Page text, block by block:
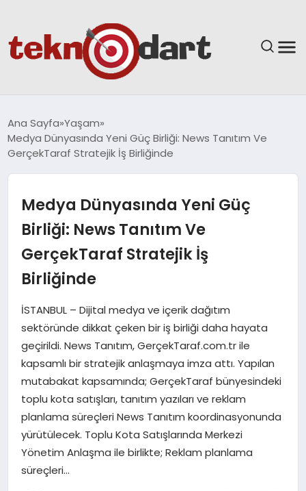
YAŞAM
GÜNDEM
EKONOMI
MAGAZIN
OTOMOBIL
TEKNOLOJI
Ana Sayfa Yaşam
Medya Dünyasında Yeni Güç Birliği: News Tanıtım Ve
GerçekTaraf Stratejik İş Birliğinde
Medya Dünyasında Yeni Güç
Birliği: News Tanıtım Ve
GerçekTaraf Stratejik İş
Birliğinde
İSTANBUL – Dijital medya ve içerik dağıtım
sektöründe dikkat çeken bir iş birliği daha hayata
geçirildi. News Tanıtım, GerçekTaraf.com.tr ile
kapsamlı bir stratejik anlaşmaya imza attı. Yapılan
mutabakat kapsamında; GerçekTaraf bünyesindeki
toplu kota satışları, tanıtım yazıları ve reklam
planlama süreçleri News Tanıtım koordinasyonunda
yürütülecek. Toplu Kota Satışlarında Merkezi
Yönetim Anlaşma ile birlikte; Reklam planlama
süreçleri…